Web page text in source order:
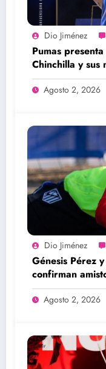
Dio Jiménez
Pumas
Chinchilla y sus
Apertura 2026
Agosto 2, 2026
Dio Jiménez
Génesis Pérez
confirman
Agosto 2, 2026